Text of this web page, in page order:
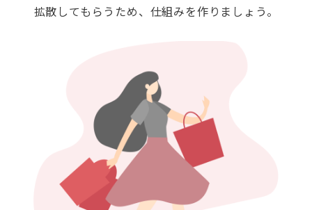
拡散してもらうため、仕組みを作りましょう。